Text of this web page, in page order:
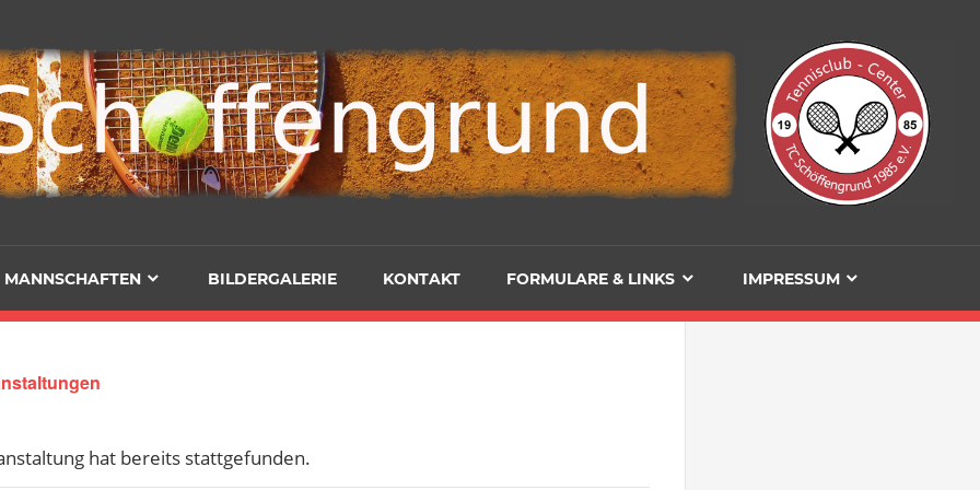
MANNSCHAFTEN BILDERGALERIE KONTAKT FORMULARE & LINKS IMPRESSUM
hat bereits stattgefunden.